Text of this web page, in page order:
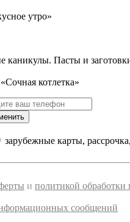
утро»
каникулы. Пасты и
котлетка»
зарубежные карты,
и политикой
сообщений